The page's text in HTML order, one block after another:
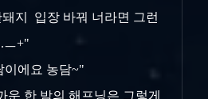
지 입장 바꿔 너라면 그런
ㅡ+"
이에요 농담~"
운 한 밤의 해프닝은 그렇게